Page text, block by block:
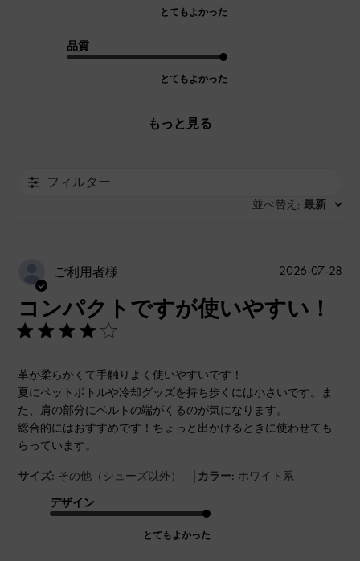
とてもよかった
品質
とてもよかった
もっと見る
フィルター
並べ替え : 最新
ご利用者様
コンパクトですが使いやすい！
革が柔らかくて手触りよく使いやすいです！
夏にペットボトルや冷却グッズを持ち歩くには小さいです。ま
た、肩の部分にベルトの端がくるのが気になります。
総合的にはおすすめです！ちょっと出かけるときに使わせても
らっています。
サイズ: その他（シューズ以外） | カラー: ホワイト系
デザイン
とてもよかった
公
2026-07-28